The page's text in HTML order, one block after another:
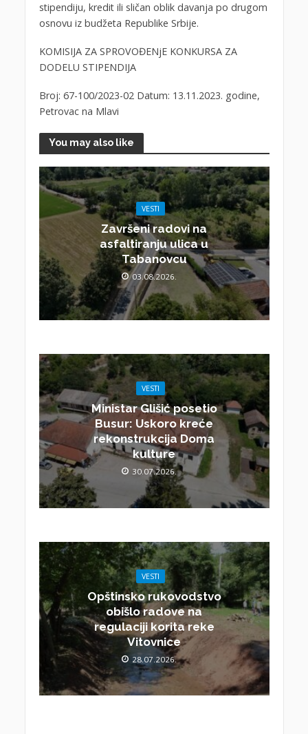
stipendiju, kredit ili sličan oblik davanja po drugom
osnovu iz budžeta Republike Srbije.
KOMISIJA ZA SPROVOĐENjE KONKURSA ZA
DODELU STIPENDIJA
Broj: 67-100/2023-02 Datum: 13.11.2023. godine,
Petrovac na Mlavi
You may also like
VESTI
Završeni radovi na
asfaltiranju ulica u
Tabanovcu
03.08.2026.
VESTI
Ministar Glišić posetio
Busur: Uskoro kreće
rekonstrukcija Doma
kulture
30.07.2026.
VESTI
Opštinsko rukovodstvo
obišlo radove na
regulaciji korita reke
Vitovnice
28.07.2026.